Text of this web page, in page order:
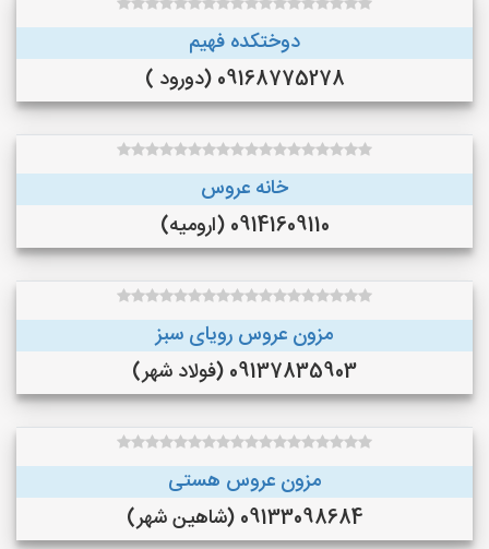
دوختکده فهیم
09168775278 (دورود )
خانه عروس
09141609110 (ارومیه)
مزون عروس رویای سبز
09137835903 (فولاد شهر)
مزون عروس هستی
09133098684 (شاهین شهر)